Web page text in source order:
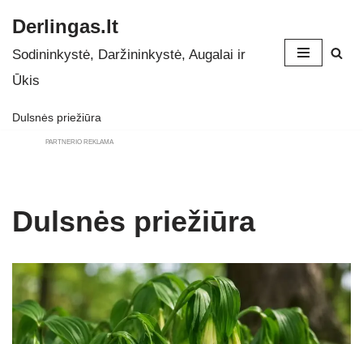
Skip
to
Derlingas.lt
Sodininkystė, Daržininkystė, Augalai ir
Ūkis
Dulsnės priežiūra
PARTNERIO REKLAMA
Dulsnės priežiūra